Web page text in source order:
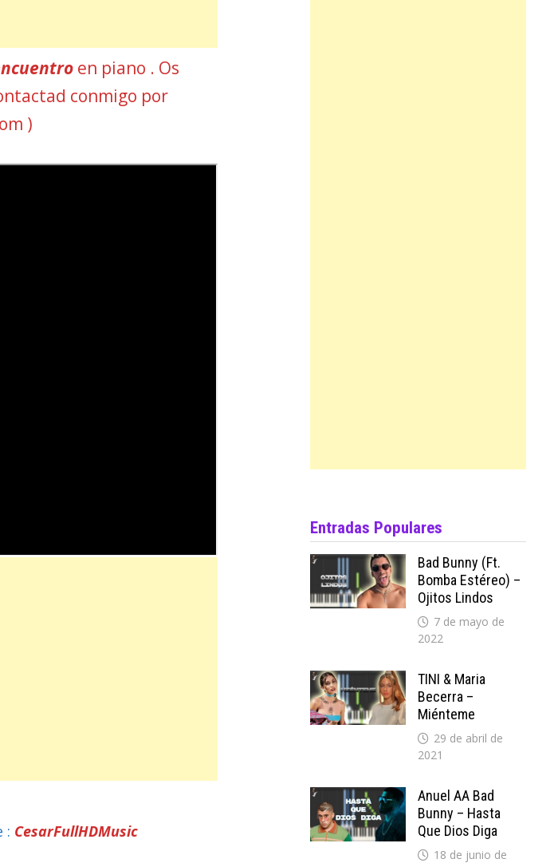
en piano . Os
conmigo por
)
: CesarFullHDMusic
Entradas Populares
Bad Bunny (ft.
Bomba Estéreo) –
Ojitos Lindos
7 de mayo de
2022
TINI & Maria
Becerra –
Miénteme
29 de abril de
2021
Anuel AA Bad
Bunny – Hasta
Que Dios Diga
18 de junio de